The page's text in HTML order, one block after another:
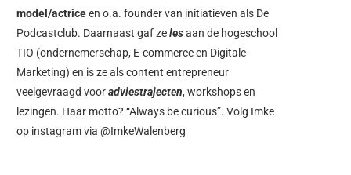
model/actriceen o.a. founder van initiatieven als De
Podcastclub. Daarnaast gaf zelesaan de hogeschool
TIO (ondernemerschap, E-commerce en Digitale
Marketing) en is ze als content entrepreneur
veelgevraagd vooradviestrajecten, workshops en
lezingen. Haar motto? “Always be curious”. Volg Imke
op instagram via @ImkeWalenberg